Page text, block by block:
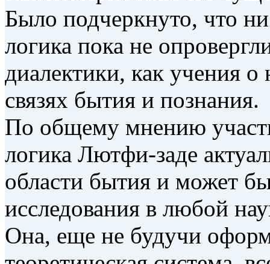
Было подчеркнуто, что
логика пока не
диалектики, как учения
связях бытия и познания.
По общему мнению
логика Лютфи-заде
области бытия и может
исследования в любой
Она, еще не будучи